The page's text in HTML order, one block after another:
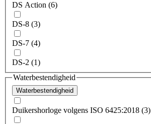
DS Action (6)
DS-8 (3)
DS-7 (4)
DS-2 (1)
Waterbestendigheid
Waterbestendigheid
Duikershorloge volgens ISO 6425:2018 (3)